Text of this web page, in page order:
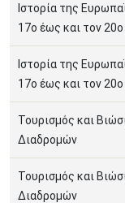
Ιστορία της
17ο έως και τον
Ιστορία της
17ο έως και τον
Τουρισμός και
Διαδρομών
Τουρισμός και
Διαδρομών